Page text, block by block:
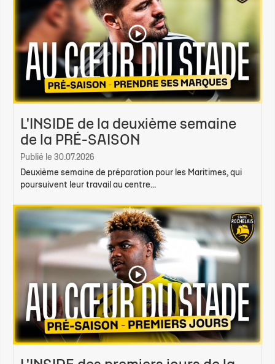
L'INSIDE de la deuxième semaine
de la PRÉ-SAISON
Publié le 30.07.2026
Deuxième semaine de préparation pour les Maritimes, qui
poursuivent leur travail au centre...